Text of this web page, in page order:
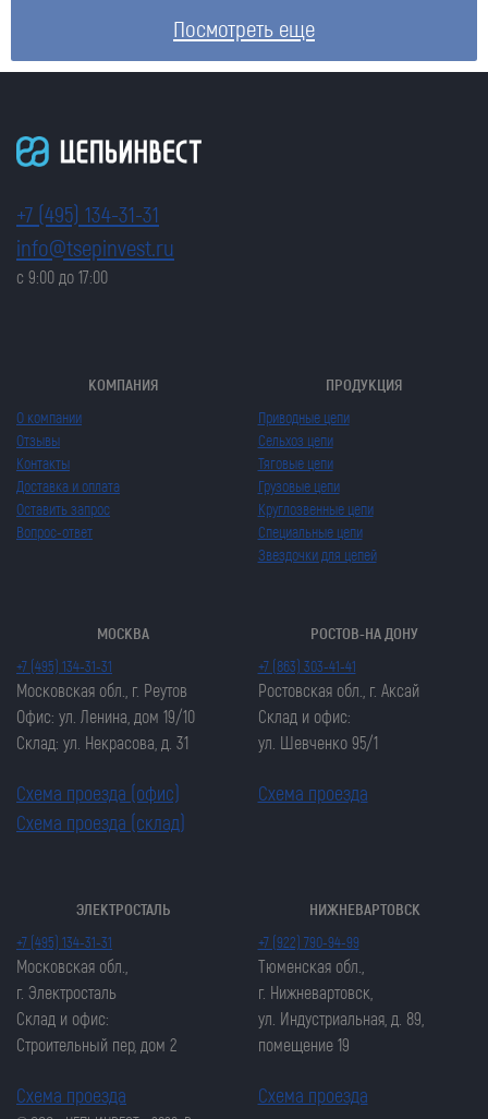
Посмотреть еще
+7 (495) 134-31-31
info@tsepinvest.ru
с 9:00 до 17:00
КОМПАНИЯ
О компании
Отзывы
Контакты
Доставка и оплата
Оставить запрос
Вопрос-ответ
ПРОДУКЦИЯ
Приводные цепи
Сельхоз цепи
Тяговые цепи
Грузовые цепи
Круглозвенные цепи
Специальные цепи
Звездочки для цепей
МОСКВА
+7 (495) 134-31-31
Московская обл., г. Реутов
Офис: ул. Ленина, дом 19/10
Склад: ул. Некрасова, д. 31
Схема проезда (офис)
Схема проезда (склад)
РОСТОВ-НА ДОНУ
+7 (863) 303-41-41
Ростовская обл., г. Аксай
Склад и офис:
ул. Шевченко 95/1
Схема проезда
ЭЛЕКТРОСТАЛЬ
+7 (495) 134-31-31
Московская обл.,
г. Электросталь
Склад и офис:
Строительный пер, дом 2
Схема проезда
НИЖНЕВАРТОВСК
+7 (922) 790-94-99
Тюменская обл.,
г. Нижневартовск,
ул. Индустриальная, д. 89,
помещение 19
Схема проезда
Закрыть попап
ЗАКАЗАТЬ ЦЕПЬ
Закрыть попап
ОСТАВИТЬ ЗАЯВКУ
Закрыть попап
ОСТАВИТЬ ЗАЯВКУ
Закрыть попап
ЗАКАЗАТЬ ЦЕПЬ